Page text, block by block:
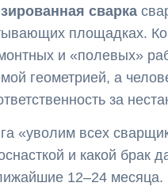
сварка
площадках.
и «полевых»
геометрией, а
за
«уволим всех
и какой брак
12–24 месяца.